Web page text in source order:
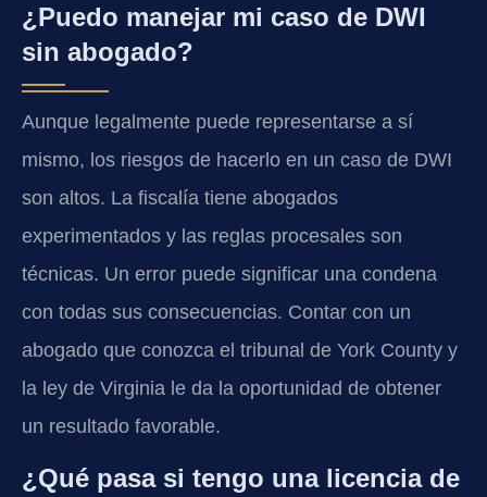
¿Puedo manejar mi caso de DWI
sin abogado?
Aunque legalmente puede representarse a sí
mismo, los riesgos de hacerlo en un caso de DWI
son altos. La fiscalía tiene abogados
experimentados y las reglas procesales son
técnicas. Un error puede significar una condena
con todas sus consecuencias. Contar con un
abogado que conozca el tribunal de York County y
la ley de Virginia le da la oportunidad de obtener
un resultado favorable.
¿Qué pasa si tengo una licencia de